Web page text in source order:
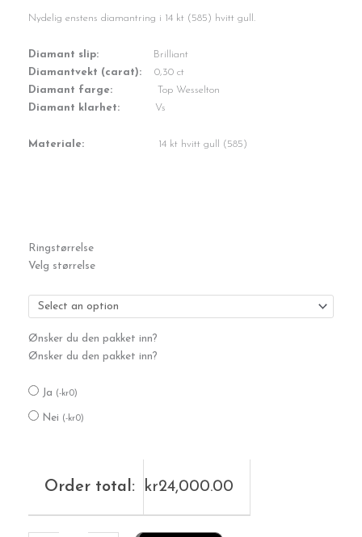
Nydelig enstens diamantring i 14 kt (585) hvitt gull.
Diamant slip: Brilliant
Diamantvekt (carat): 0,30 ct
Diamant farge:
Top Wesselton
Diamant klarhet:
Vs
Materiale: 14 kt hvitt gull (585)
Ringstørrelse
Velg størrelse
Ønsker du den pakket inn?
Ønsker du den pakket inn?
Ja (-kr0)
Nei (-kr0)
Order total: kr24,000.00
0,30
ct